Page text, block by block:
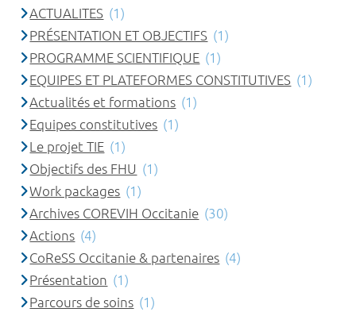
ACTUALITES (1)
PRÉSENTATION ET OBJECTIFS (1)
PROGRAMME SCIENTIFIQUE (1)
EQUIPES ET PLATEFORMES CONSTITUTIVES (1)
Actualités et formations (1)
Equipes constitutives (1)
Le projet TIE (1)
Objectifs des FHU (1)
Work packages (1)
Archives COREVIH Occitanie (30)
Actions (4)
CoReSS Occitanie & partenaires (4)
Présentation (1)
Parcours de soins (1)